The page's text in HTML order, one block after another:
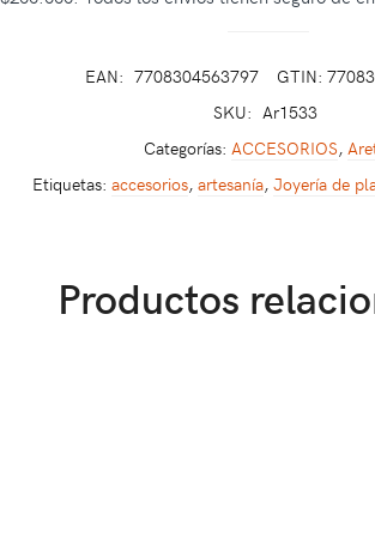
EAN: 7708304563797
GTIN:
SKU: Ar1533
Categorías: ACCESORIOS,
Etiquetas: accesorios, artesanía, Joyería de
Productos